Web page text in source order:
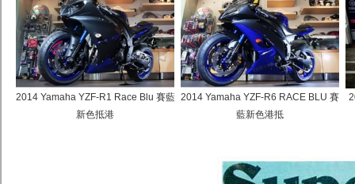
2014 Yamaha YZF-R1 Race Blu 賽藍
新色抵港
2014 Yamaha YZF-R6 RACE BLU 賽
藍新色港抵